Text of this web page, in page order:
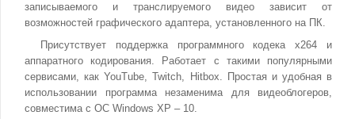
записываемого и транслируемого видео зависит от
возможностей графического адаптера, установленного на ПК.
Присутствует поддержка программного кодека x264 и
аппаратного кодирования. Работает с такими популярными
сервисами, как YouTube, Twitch, Hitbox. Простая и удобная в
использовании программа незаменима для видеоблогеров,
совместима с ОС Windows XP – 10.